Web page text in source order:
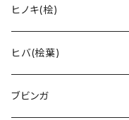
ヒノキ(桧)
ヒバ(桧葉)
ブビンガ